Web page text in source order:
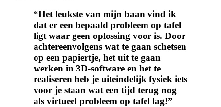
“Het leukste van mijn baan vind ik
dat er een bepaald probleem op tafel
ligt waar geen oplossing voor is. Door
achtereenvolgens wat te gaan schetsen
op een papiertje, het uit te gaan
werken in 3D-software en het te
realiseren heb je uiteindelijk fysiek iets
voor je staan wat een tijd terug nog
als virtueel probleem op tafel lag!”